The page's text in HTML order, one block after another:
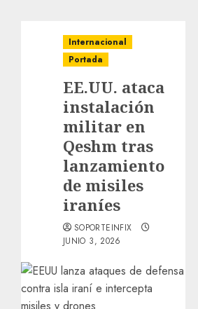
Internacional
Portada
EE.UU. ataca
instalación
militar en
Qeshm tras
lanzamiento
de misiles
iraníes
SOPORTEINFIX
JUNIO 3, 2026